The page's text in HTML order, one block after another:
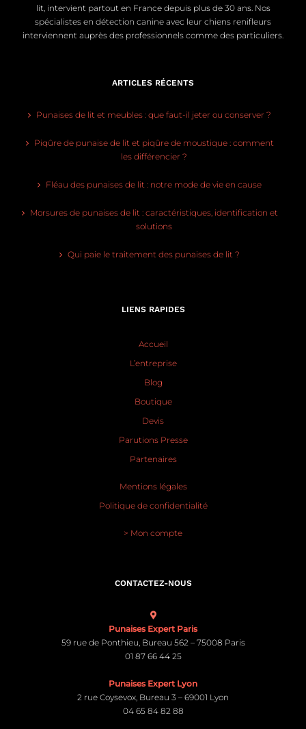
lit, intervient partout en France depuis plus de 30 ans. Nos
spécialistes en détection canine avec leur chiens renifleurs
interviennent auprès des professionnels comme des particuliers.
ARTICLES RÉCENTS
Punaises de lit et meubles : que faut-il jeter ou conserver ?
Piqûre de punaise de lit et piqûre de moustique : comment
les différencier ?
Fléau des punaises de lit : notre mode de vie en cause
Morsures de punaises de lit : caractéristiques, identification et
solutions
Qui paie le traitement des punaises de lit ?
LIENS RAPIDES
Accueil
L’entreprise
Blog
Boutique
Devis
Parutions Presse
Partenaires
Mentions légales
Politique de confidentialité
> Mon compte
CONTACTEZ-NOUS
Punaises Expert Paris
59 rue de Ponthieu, Bureau 562 – 75008 Paris
01 87 66 44 25
Punaises Expert Lyon
2 rue Coysevox, Bureau 3 – 69001 Lyon
04 65 84 82 88